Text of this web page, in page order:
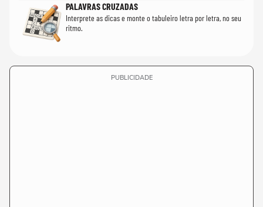
PALAVRAS CRUZADAS
Interprete as dicas e monte o tabuleiro letra por letra, no seu
ritmo.
PUBLICIDADE